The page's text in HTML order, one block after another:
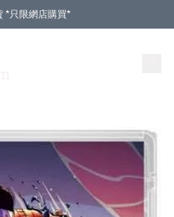
*只限網店購買*